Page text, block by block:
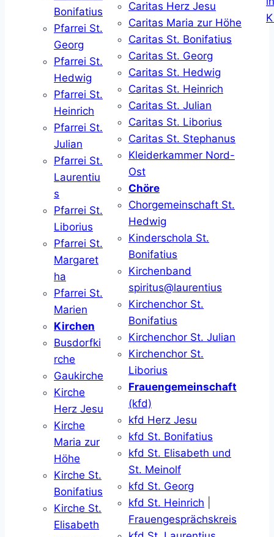
Bonifatius
Pfarrei St.
Georg
Pfarrei St.
Hedwig
Pfarrei St.
Heinrich
Pfarrei St.
Julian
Pfarrei St.
Laurentiu
s
Pfarrei St.
Liborius
Pfarrei St.
Margaret
ha
Pfarrei St.
Marien
Kirchen
Busdorfki
rche
Gaukirche
Kirche
Herz Jesu
Kirche
Maria zur
Höhe
Kirche St.
Bonifatius
Kirche St.
Elisabeth
Caritas Herz Jesu
Caritas Maria zur Höhe
Caritas St. Bonifatius
Caritas St. Georg
Caritas St. Hedwig
Caritas St. Heinrich
Caritas St. Julian
Caritas St. Liborius
Caritas St. Stephanus
Kleiderkammer Nord-
Ost
Chöre
Chorgemeinschaft St.
Hedwig
Kinderschola St.
Bonifatius
Kirchenband
spiritus@laurentius
Kirchenchor St.
Bonifatius
Kirchenchor St. Julian
Kirchenchor St.
Liborius
Frauengemeinschaft
(kfd)
kfd Herz Jesu
kfd St. Bonifatius
kfd St. Elisabeth und
St. Meinolf
kfd St. Georg
kfd St. Heinrich
Frauengesprächskreis